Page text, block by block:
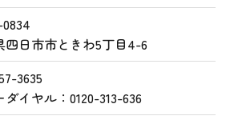
0834
四日市市ときわ5丁目4-6
3635
ダイヤル：0120-313-636